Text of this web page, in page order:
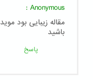
Anonymous
:
مقاله زیبایی بود موید
باشید
پاسخ